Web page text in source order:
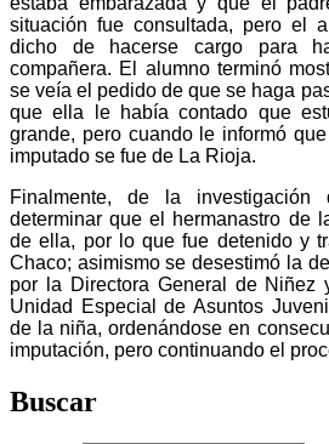
situación fue consultada, pero el
dicho de hacerse cargo para
compañera. El alumno terminó
se veía el pedido de que se haga
que ella le había contado que
grande, pero cuando le informó
imputado se fue de La Rioja.
Finalmente, de la
determinar que el hermanastro de
de ella, por lo que fue detenido y
Chaco; asimismo se desestimó la
por la Directora General de Niñez
Unidad Especial de Asuntos
de la niña, ordenándose en
imputación, pero continuando el
Buscar